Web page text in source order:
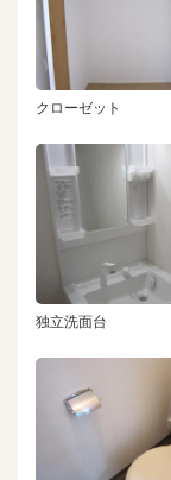
クローゼット
独立洗面台